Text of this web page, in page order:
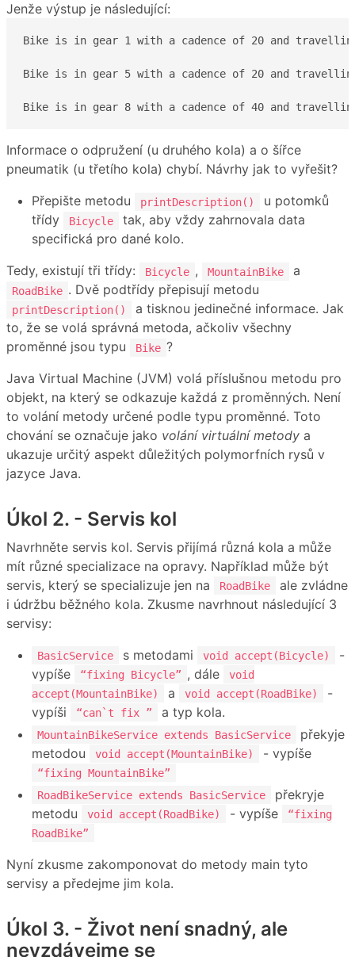
Jenže výstup je následující:
Bike is in gear 1 with a cadence of 20 and
Bike is in gear 5 with a cadence of 20 and
Bike is in gear 8 with a cadence of 40 and
Informace o odpružení (u druhého kola) a o šířce
pneumatik (u třetího kola) chybí. Návrhy jak to vyřešit?
Přepište metodu
printDescription()
u potomků
třídy
Bicycle
tak, aby vždy zahrnovala data
specifická pro dané kolo.
Tedy, existují tři třídy:
Bicycle , MountainBike a
RoadBike . Dvě podtřídy přepisují metodu
printDescription()
a tisknou jedinečné informace. Jak
to, že se volá správná metoda, ačkoliv všechny
proměnné jsou typu
Bike ?
Java Virtual Machine (JVM) volá příslušnou metodu pro
objekt, na který se odkazuje každá z proměnných. Není
to volání metody určené podle typu proměnné. Toto
chování se označuje jako volání virtuální metody a
ukazuje určitý aspekt důležitých polymorfních rysů v
jazyce Java.
Úkol 2. - Servis kol
Navrhněte servis kol. Servis přijímá různá kola a může
mít různé specializace na opravy. Například může být
servis, který se specializuje jen na
RoadBike
ale zvládne
i údržbu běžného kola. Zkusme navrhnout následující 3
servisy:
BasicService s metodami void accept(Bicycle)
-
vypíše
“fixing Bicycle” , dále
void
accept(MountainBike)
a void accept(RoadBike)
-
vypíši
“can`t fix ” a typ kola.
MountainBikeService extends BasicService
překyje
metodou
void accept(MountainBike) - vypíše
“fixing MountainBike”
RoadBikeService extends BasicService
překryje
metodu
void accept(RoadBike) - vypíše
“fixing
RoadBike”
Nyní zkusme zakomponovat do metody main tyto
servisy a předejme jim kola.
Úkol 3. - Život není snadný, ale
nevzdávejme se